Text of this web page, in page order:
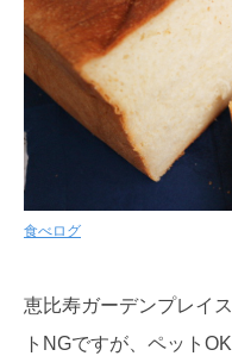
食べログ
恵比寿ガーデンプレイ
トNGですが、ペット